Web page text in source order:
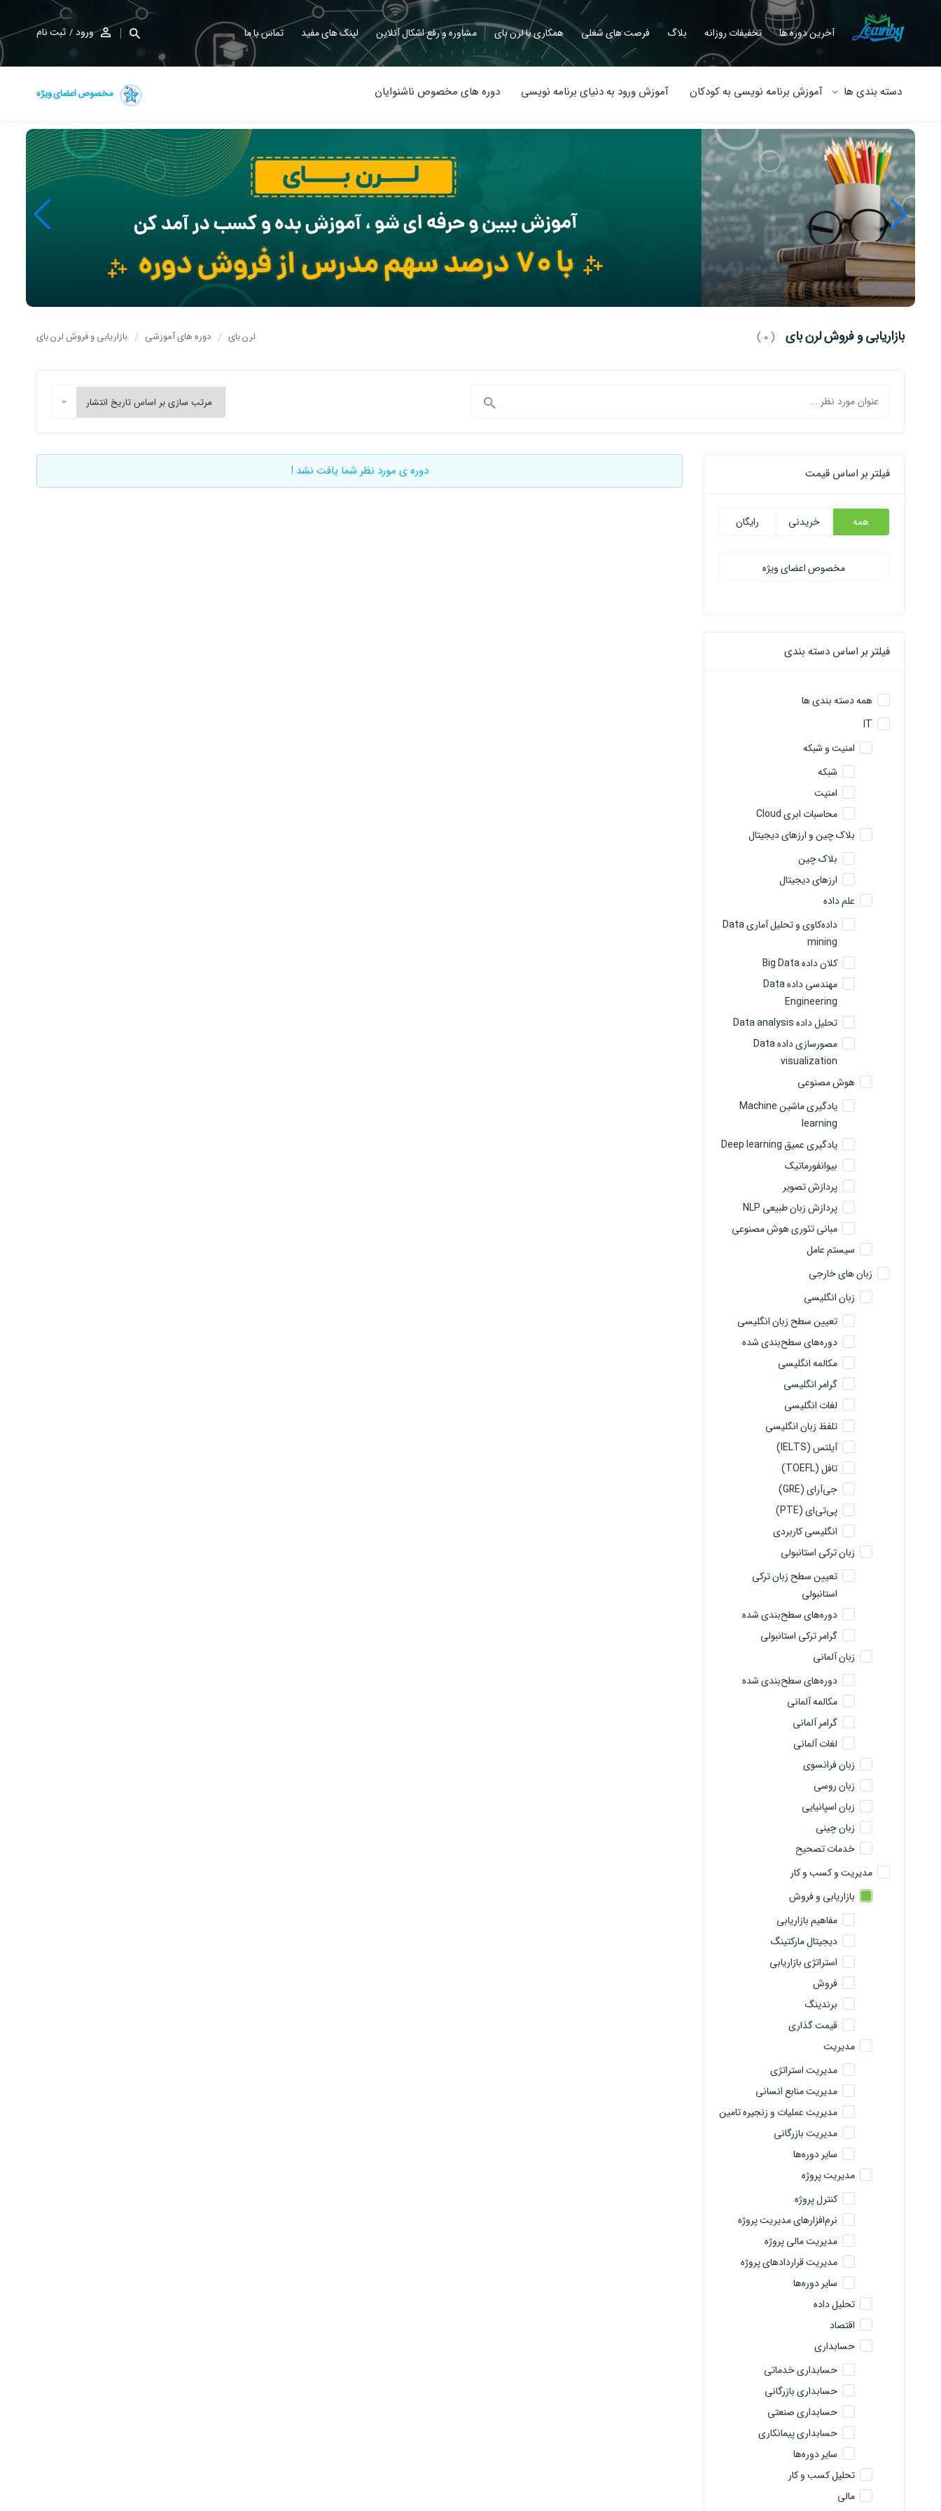
آخرین دوره ها تخفیفات روزانه بلاگ فرصت های شغلی همکاری با لرن بای مشاوره و رفع اشکال آنلاین لینک های مفید تماس با ما ورود ثبت نام
دسته بندی ها آموزش برنامه نویسی به کودکان آموزش ورود به دنیای برنامه نویسی دوره های مخصوص ناشنوایان مخصوص اعضای ویژه
لرن بای دوره های آموزشی بازاریابی و فروش لرن بای بازاریابی و فروش لرن بای ( 0 )
فیلتر بر اساس قیمت
همه خریدنی رایگان
مخصوص اعضای ویژه
فیلتر بر اساس دسته بندی
همه دسته بندی ها
IT
امنیت و شبکه
شبکه
امنیت
محاسبات ابری Cloud
بلاک چین و ارزهای دیجیتال
بلاک چین
ارزهای دیجیتال
علم داده
داده‌کاوی و تحلیل آماری Data
mining
کلان داده Big Data
مهندسی داده Data
Engineering
تحلیل داده Data analysis
مصورسازی داده Data
visualization
هوش مصنوعی
یادگیری ماشین Machine
learning
یادگیری عمیق Deep learning
بیوانفورماتیک
پردازش تصویر
پردازش زبان طبیعی NLP
مبانی تئوری هوش مصنوعی
سیستم عامل
زبان های خارجی
زبان انگلیسی
تعیین سطح زبان انگلیسی
دوره‌های سطح‌بندی شده
مکالمه انگلیسی
گرامر انگلیسی
لغات انگلیسی
تلفظ زبان انگلیسی
آیلتس (IELTS)
تافل (TOEFL)
جی‌آرای (GRE)
پی‌تی‌ای (PTE)
انگلیسی کاربردی
زبان ترکی استانبولی
تعیین سطح زبان ترکی
استانبولی
دوره‌های سطح‌بندی شده
گرامر ترکی استانبولی
زبان آلمانی
دوره‌های سطح‌بندی شده
مکالمه آلمانی
گرامر آلمانی
لغات آلمانی
زبان فرانسوی
زبان روسی
زبان اسپانیایی
زبان چینی
خدمات تصحیح
مدیریت و کسب و کار
بازاریابی و فروش
مفاهیم بازاریابی
دیجیتال مارکتینگ
استراتژی بازاریابی
فروش
برندینگ
قیمت گذاری
مدیریت
مدیریت استراتژی
مدیریت منابع انسانی
مدیریت عملیات و زنجیره تامین
مدیریت بازرگانی
سایر دوره‌ها
مدیریت پروژه
کنترل پروژه
نرم‌افزارهای مدیریت پروژه
مدیریت مالی پروژه
مدیریت قراردادهای پروژه
سایر دوره‌ها
تحلیل داده
اقتصاد
حسابداری
حسابداری خدماتی
حسابداری بازرگانی
حسابداری صنعتی
حسابداری پیمانکاری
سایر دوره‌ها
تحلیل کسب و کار
مالی
دوره ی مورد نظر شما یافت نشد !